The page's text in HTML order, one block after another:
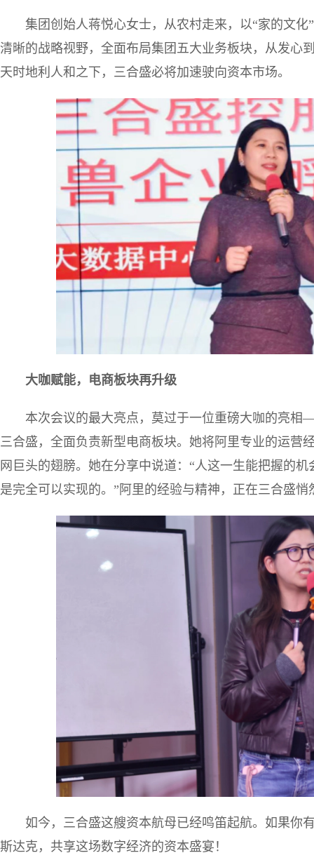
集团创始人蒋悦心女士，从农村走来，以“家的文
清晰的战略视野，全面布局集团五大业务板块，从发心
天时地利人和之下，三合盛必将加速驶向资本市场。
大咖赋能，电商板块再升级
本次会议的最大亮点，莫过于一位重磅大咖的亮
三合盛，全面负责新型电商板块。她将阿里专业的运营
网巨头的翅膀。她在分享中说道：“人这一生能把握的
是完全可以实现的。”阿里的经验与精神，正在三合盛悄
如今，三合盛这艘资本航母已经鸣笛起航。如果你
斯达克，共享这场数字经济的资本盛宴！